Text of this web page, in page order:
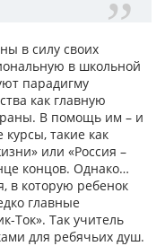
в силу своих
в школьной
парадигму
как главную
В помощь им – и
такие как
или «Россия –
концов. Однако…
в которую ребенок
главные
Ток». Так учитель
для ребячьих душ.